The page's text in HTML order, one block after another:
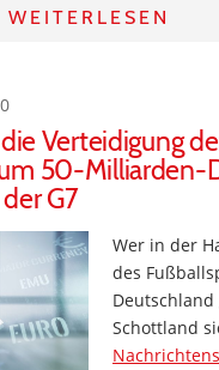
WEITERLESEN
Verteidigung
50-Milliarden-
G7
Wer in der
des
Deutschland
Schottland